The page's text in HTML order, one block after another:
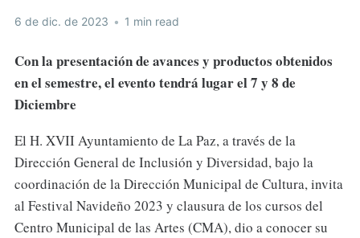
6 de dic. de 2023 • 1 min read
Con la presentación de avances y productos obtenidos
en el semestre, el evento tendrá lugar el 7 y 8 de
Diciembre
El H. XVII Ayuntamiento de La Paz, a través de la
Dirección General de Inclusión y Diversidad, bajo la
coordinación de la Dirección Municipal de Cultura, invita
al Festival Navideño 2023 y clausura de los cursos del
Centro Municipal de las Artes (CMA), dio a conocer su